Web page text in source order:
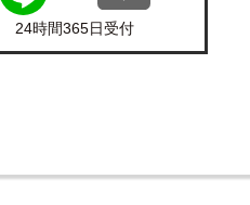
24時間365日受付